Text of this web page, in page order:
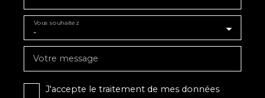
-
Vous souhaitez
Votre message
J'accepte le traitement de mes données